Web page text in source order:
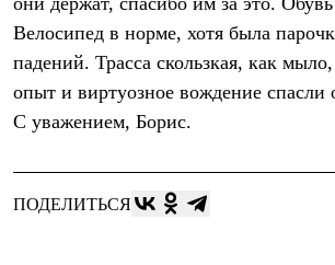
Женская одежда
Утепленная пухом
Брюки
Жилеты
Утепленная синтетикой
Куртки
Куртки
Велосипед в норме, хотя была
падений. Трасса скользкая, как
опыт и виртуозное вождение спасли
С уважением, Борис.
ПОДЕЛИТЬСЯ